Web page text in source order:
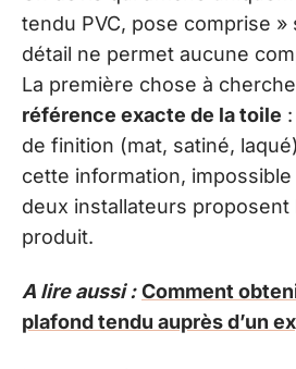
tendu PVC, pose comprise »
détail ne permet aucune
La première chose à
référence exacte de la toile
de finition (mat, satiné,
cette information,
deux installateurs proposent
produit.
A lire aussi : Comment
plafond tendu auprès d’un